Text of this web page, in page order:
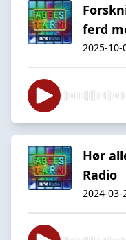
ferd
2025-10-
Hør
Radio
2024-03-